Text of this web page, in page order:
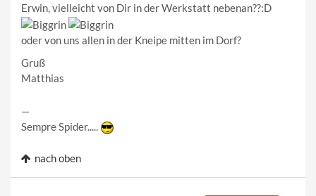
Erwin, vielleicht von Dir in der Werkstatt nebenan??:D
oder von uns allen in der Kneipe mitten im Dorf?
Gruß
Matthias
—
Sempre Spider.....
nach oben